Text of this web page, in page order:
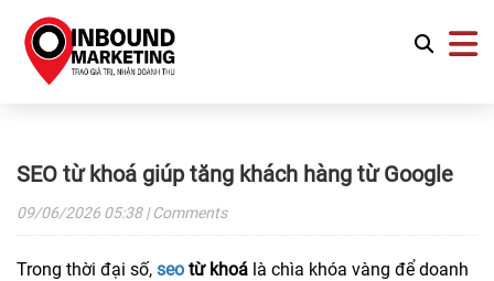
SEO từ khoá giúp tăng khách hàng từ Google
09/06/2026 05:38| Comments
Trong thời đại số, seo từ khoá là chìa khóa vàng để doanh